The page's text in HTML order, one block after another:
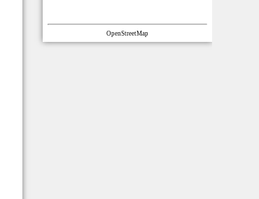
OpenStreetMap